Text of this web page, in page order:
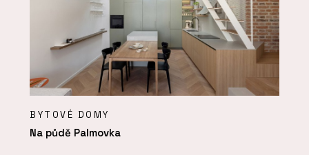
BYTOVÉ DOMY
Na půdě Palmovka